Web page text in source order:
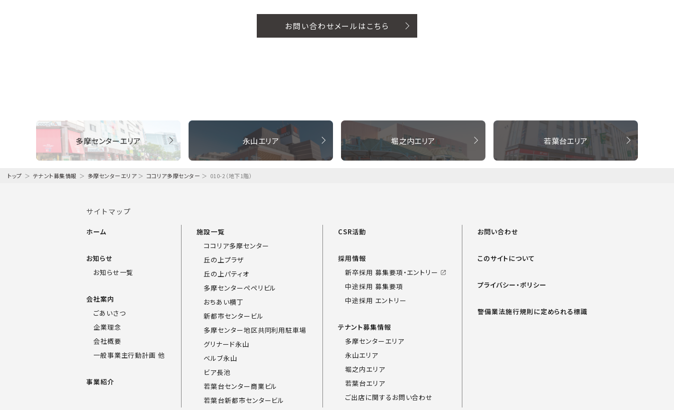
お問い合わせメールはこちら
多摩センターエリア 永山エリア 堀之内エリア 若葉台エリア
トップ ＞ テナント募集情報 ＞ 多摩センターエリア＞ ココリア多摩センター ＞ 010-2（地下1階）
サイトマップ
ホーム
お知らせ
お知らせ一覧
会社案内
ごあいさつ
企業理念
会社概要
一般事業主行動計画 他
事業紹介
施設一覧
ココリア多摩センター
丘の上プラザ
丘の上パティオ
多摩センターペペリビル
おちあい横丁
新都市センタービル
多摩センター地区共同利用駐車場
グリナード永山
ベルブ永山
ビア長池
若葉台センター商業ビル
若葉台新都市センタービル
CSR活動
採用情報
新卒採用 募集要項・エントリー
中途採用 募集要項
中途採用 エントリー
テナント募集情報
多摩センターエリア
永山エリア
堀之内エリア
若葉台エリア
ご出店に関するお問い合わせ
お問い合わせ
このサイトについて
プライバシー・ポリシー
警備業法施行規則に定められる標識